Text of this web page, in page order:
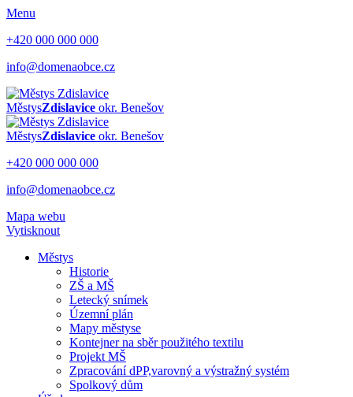
Menu
+420 000 000 000
info@domenaobce.cz
MěstysZdislavice okr. Benešov
MěstysZdislavice okr. Benešov
+420 000 000 000
info@domenaobce.cz
Mapa webu
Vytisknout
Městys
Historie
ZŠ a MŠ
Letecký snímek
Územní plán
Mapy městyse
Kontejner na sběr použitého textilu
Projekt MŠ
Zpracování dPP,varovný a výstražný systém
Spolkový dům